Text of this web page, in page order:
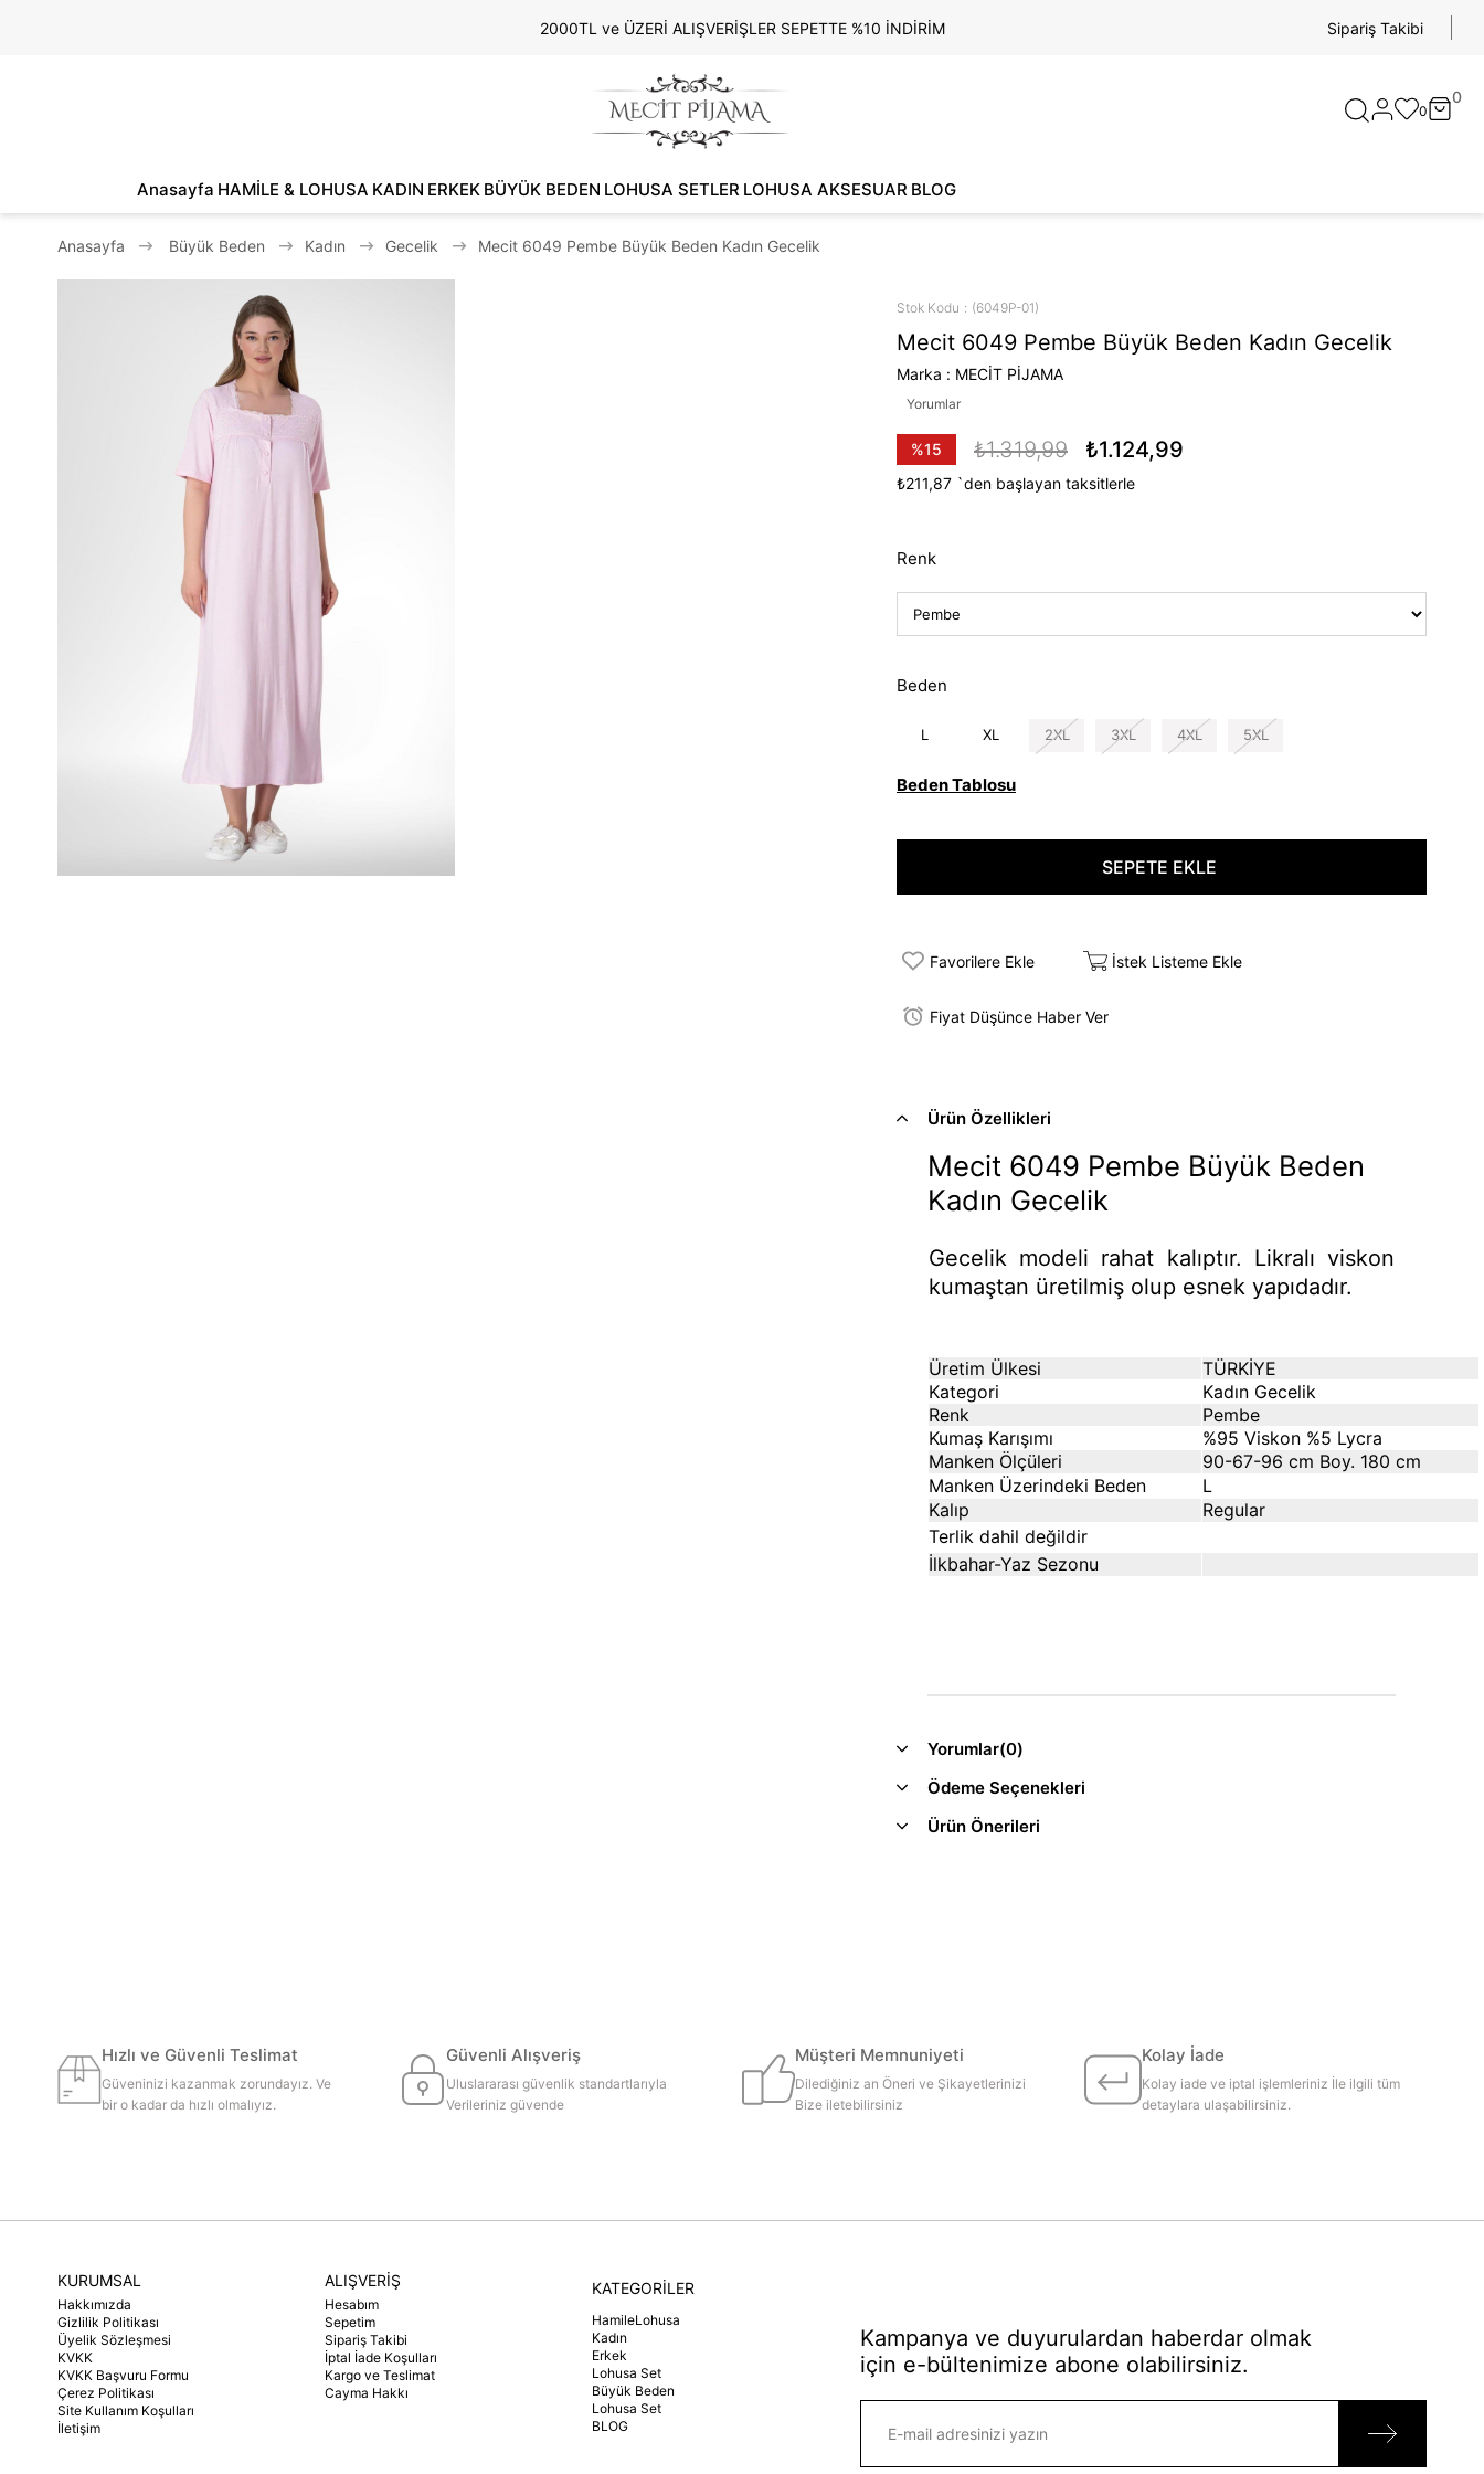
2000TL ve ÜZERİ ALIŞVERİŞLER SEPETTE %10 İNDİRİM Sipariş Takibi
0
0
Anasayfa HAMİLE & LOHUSA KADIN ERKEK BÜYÜK BEDEN LOHUSA SETLER LOHUSA AKSESUAR BLOG
Anasayfa Büyük Beden Kadın Gecelik Mecit 6049 Pembe Büyük Beden Kadın Gecelik
Stok Kodu (6049P-01)
Mecit 6049 Pembe Büyük Beden Kadın Gecelik
Marka : MECİT PİJAMA
Yorumlar
%15
İndirim
₺1.319,99 ₺1.124,99
₺211,87 `den başlayan taksitlerle
Renk
Beden
L XL 2XL 3XL 4XL 5XL
Beden Tablosu
Favorilere Ekle İstek Listeme Ekle
Fiyat Düşünce Haber Ver
Ürün Özellikleri
Mecit 6049 Pembe Büyük Beden
Kadın Gecelik
Gecelik modeli rahat kalıptır. Likralı viskon
kumaştan üretilmiş olup esnek yapıdadır.
Üretim Ülkesi
TÜRKİYE
Kategori
Kadın Gecelik
Renk
Pembe
Kumaş Karışımı
%95 Viskon %5 Lycra
Manken Ölçüleri
90-67-96 cm Boy. 180 cm
Manken Üzerindeki Beden
L
Kalıp
Regular
Terlik dahil değildir
İlkbahar-Yaz Sezonu
Yorumlar(0)
Ödeme Seçenekleri
Ürün Önerileri
Hızlı ve Güvenli Teslimat
Güveninizi kazanmak zorundayız. Ve
bir o kadar da hızlı olmalıyız.
Güvenli Alışveriş
Uluslararası güvenlik standartlarıyla
Verileriniz güvende
Müşteri Memnuniyeti
Dilediğiniz an Öneri ve Şikayetlerinizi
Bize iletebilirsiniz
Kolay İade
Kolay iade ve iptal işlemleriniz İle ilgili tüm
detaylara ulaşabilirsiniz.
KURUMSAL
Hakkımızda
Gizlilik Politikası
Üyelik Sözleşmesi
KVKK
KVKK Başvuru Formu
Çerez Politikası
Site Kullanım Koşulları
İletişim
ALIŞVERİŞ
Hesabım
Sepetim
Sipariş Takibi
İptal İade Koşulları
Kargo ve Teslimat
Cayma Hakkı
KATEGORİLER
HamileLohusa
Kadın
Erkek
Lohusa Set
Büyük Beden
Lohusa Set
BLOG
Kampanya ve duyurulardan haberdar olmak
için e-bültenimize abone olabilirsiniz.